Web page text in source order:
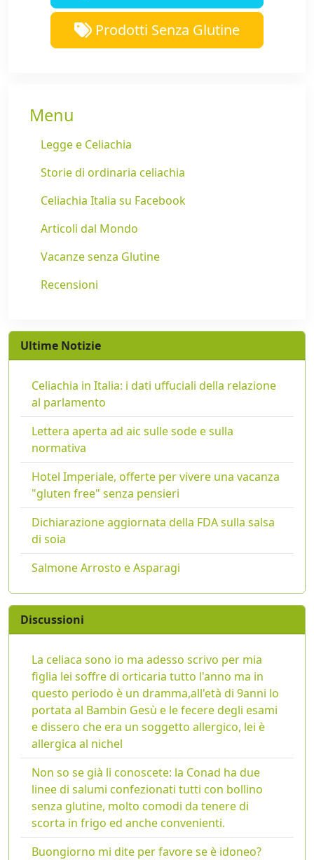
Prodotti Senza Glutine
Menu
Legge e Celiachia
Storie di ordinaria celiachia
Celiachia Italia su Facebook
Articoli dal Mondo
Vacanze senza Glutine
Recensioni
Ultime Notizie
Celiachia in Italia: i dati uffuciali della relazione
al parlamento
Lettera aperta ad aic sulle sode e sulla
normativa
Hotel Imperiale, offerte per vivere una vacanza
"gluten free" senza pensieri
Dichiarazione aggiornata della FDA sulla salsa
di soia
Salmone Arrosto e Asparagi
Discussioni
La celiaca sono io ma adesso scrivo per mia
figlia lei soffre di orticaria tutto l'anno ma in
questo periodo è un dramma,all'età di 9anni lo
portata al Bambin Gesù e le fecere degli esami
e dissero che era un soggetto allergico, lei è
allergica al nichel
Non so se già li conoscete: la Conad ha due
linee di salumi confezionati tutti con bollino
senza glutine, molto comodi da tenere di
scorta in frigo ed anche convenienti.
Buongiorno mi dite per favore se è idoneo?